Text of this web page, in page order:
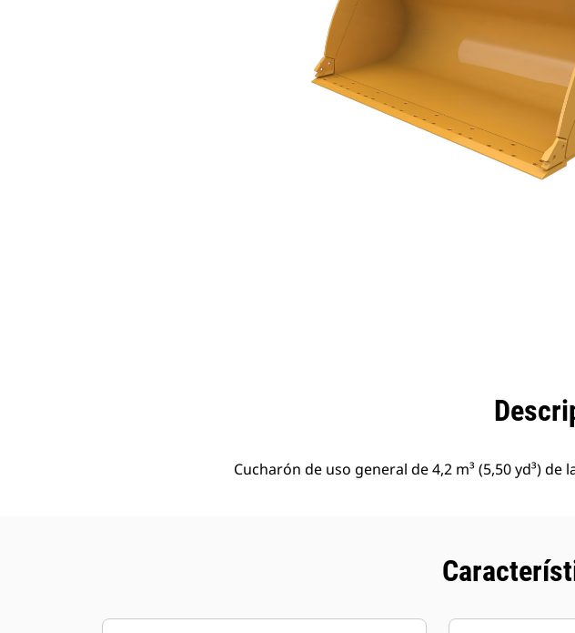
Cucharón de uso general de 4,2 m³ (5,50 yd³) de